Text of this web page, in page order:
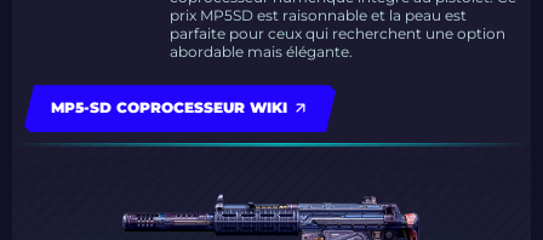
prix MP5SD est raisonnable et la peau est
parfaite pour ceux qui recherchent une option
abordable mais élégante.
MP5-SD COPROCESSEUR WIKI